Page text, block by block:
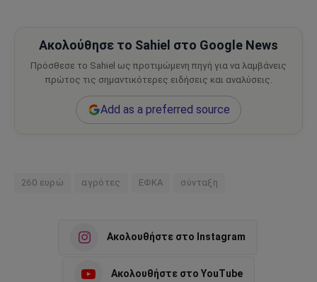
Ακολούθησε το Sahiel στο Google News
Πρόσθεσε το Sahiel ως προτιμώμενη πηγή για να λαμβάνεις
πρώτος τις σημαντικότερες ειδήσεις και αναλύσεις.
Add as a preferred source
260 ευρώ αγρότες ΕΦΚΑ σύνταξη
Ακολουθήστε στο Instagram
Ακολουθήστε στο YouTube